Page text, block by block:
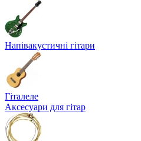
Напівакустичні гітари
Гіталеле
Аксесуари для гітар